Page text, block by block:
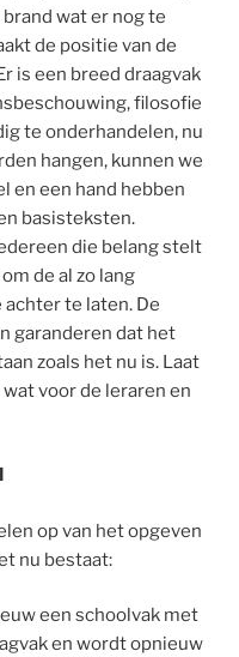
wat er nog te
de positie van de
is een breed draagvak
filosofie
te onderhandelen, nu
hangen, kunnen we
en een hand hebben
basisteksten.
die belang stelt
de al zo lang
te laten. De
garanderen dat het
zoals het nu is. Laat
voor de leraren en
op van het opgeven
nu bestaat:
een schoolvak met
en wordt opnieuw